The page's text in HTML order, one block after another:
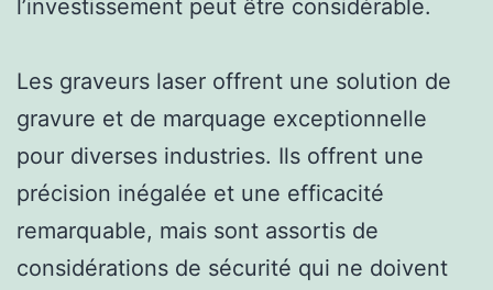
l’investissement peut être considérable.
Les graveurs laser offrent une solution de
gravure et de marquage exceptionnelle
pour diverses industries. Ils offrent une
précision inégalée et une efficacité
remarquable, mais sont assortis de
considérations de sécurité qui ne doivent